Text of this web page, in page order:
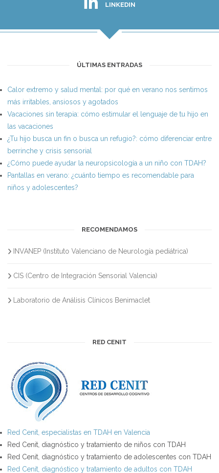
LINKEDIN
ÚLTIMAS ENTRADAS
Calor extremo y salud mental: por qué en verano nos sentimos
más irritables, ansiosos y agotados
Vacaciones sin terapia: cómo estimular el lenguaje de tu hijo en
las vacaciones
¿Tu hijo busca un fin o busca un refugio?: cómo diferenciar entre
berrinche y crisis sensorial
¿Cómo puede ayudar la neuropsicología a un niño con TDAH?
Pantallas en verano: ¿cuánto tiempo es recomendable para
niños y adolescentes?
RECOMENDAMOS
INVANEP (Instituto Valenciano de Neurología pediátrica)
CIS (Centro de Integración Sensorial Valencia)
Laboratorio de Análisis Clínicos Benimaclet
RED CENIT
Red Cenit, especialistas en TDAH en Valencia
Red Cenit, diagnóstico y tratamiento de niños con TDAH
Red Cenit, diagnóstico y tratamiento de adolescentes con TDAH
Red Cenit, diagnóstico y tratamiento de adultos con TDAH